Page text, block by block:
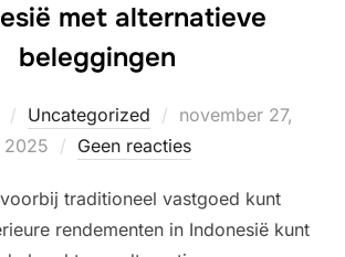
met alternatieve
beleggingen
Uncategorized
Geplaatst
op
november 27,
2025
Geen reacties
traditioneel vastgoed kunt
rendementen in Indonesië kunt